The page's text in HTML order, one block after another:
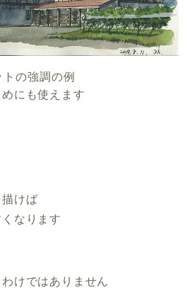
の強調の例
にも使えます
けば
なります
けではありません